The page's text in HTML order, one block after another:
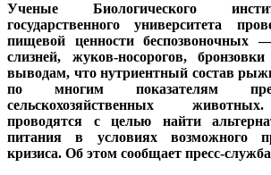
Ученые Биологического
государственного университета
пищевой ценности
слизней, жуков-носорогов,
выводам, что нутриентный состав
по многим показателям
сельскохозяйственных
проводятся с целью найти
питания в условиях возможного
кризиса. Об этом сообщает пресс-